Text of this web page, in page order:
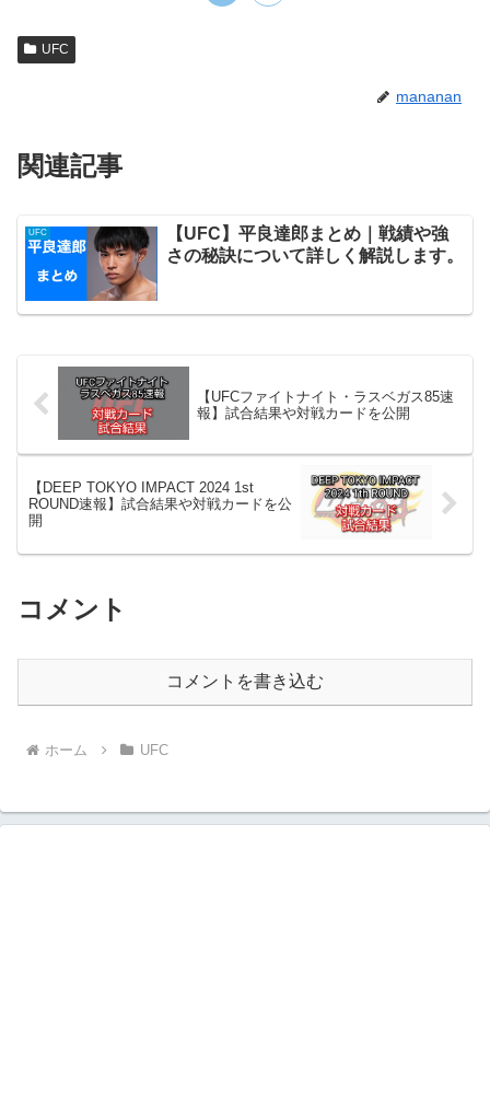
UFC
mananan
関連記事
UFC
【UFC】平良達郎まとめ｜戦績や強
さの秘訣について詳しく解説します。
【UFCファイトナイト・ラスベガス85速
報】試合結果や対戦カードを公開
【DEEP TOKYO IMPACT 2024 1st
ROUND速報】試合結果や対戦カードを公
開
コメント
コメントを書き込む
ホーム UFC